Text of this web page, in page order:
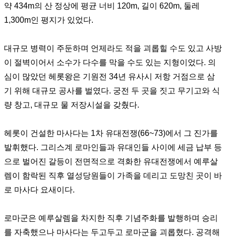
약 434m의 산 정상에 평균 너비 120m, 길이 620m, 둘레
1,300m인 평지가 있었다.
대규모 병력이 주둔하며 언제라도 적을 괴롭힐 수도 있고 사방
이 절벽이어서 소수가 다수를 막을 수도 있는 지형이었다. 의
심이 많았던 헤롯왕은 기원전 34년 유사시 저항 거점으로 삼
기 위해 대규모 공사를 벌였다. 궁전 두 곳을 짓고 무기고와 식
량 창고, 대규모 물 저장시설을 갖췄다.
헤롯이 건설한 마사다는 1차 유대전쟁(66~73)에서 그 진가를
발휘했다. 그리스계 로마인들과 유대인들 사이에 세금 납부 등
으로 벌어진 갈등이 전면적으로 격화한 유대전쟁에서 예루살
렘이 함락된 직후 열성당원들이 가족을 데리고 도망친 곳이 바
로 마사다 요새이다.
로마군은 예루살렘을 차지한 직후 기념주화를 발행하며 승리
를 자축했으나 마사다는 두고두고 로마군을 괴롭혔다. 공격해